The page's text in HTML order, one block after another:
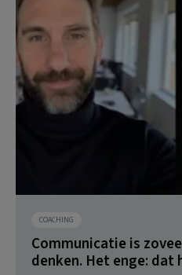
COACHING
Communicatie is
denken. Het enge: dat